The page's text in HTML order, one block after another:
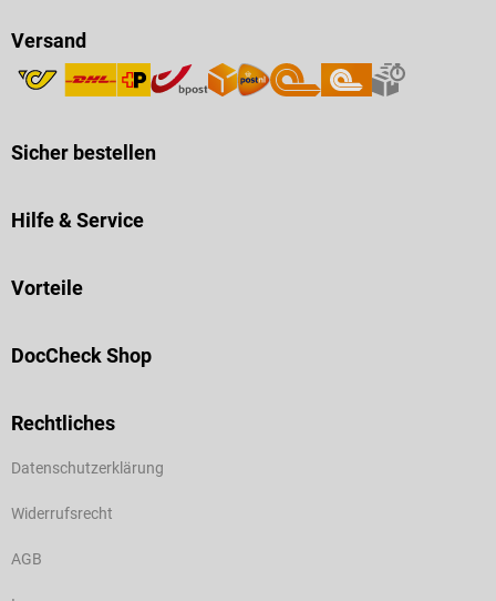
Versand
Sicher bestellen
Hilfe & Service
Vorteile
DocCheck Shop
Rechtliches
Datenschutzerklärung
Widerrufsrecht
AGB